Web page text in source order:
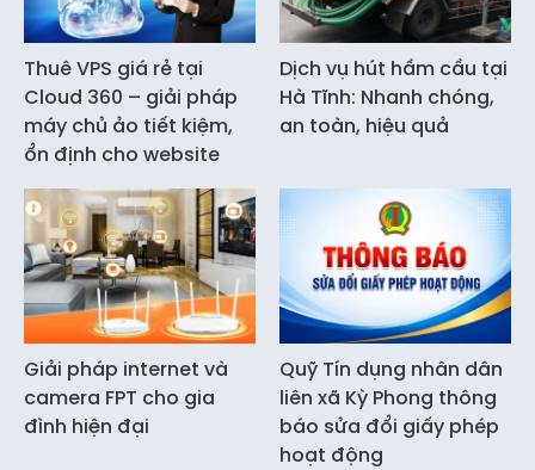
Thuê VPS giá rẻ tại
Cloud 360 – giải pháp
máy chủ ảo tiết kiệm,
ổn định cho website
Dịch vụ hút hầm cầu tại
Hà Tĩnh: Nhanh chóng,
an toàn, hiệu quả
Giải pháp internet và
camera FPT cho gia
đình hiện đại
Quỹ Tín dụng nhân dân
liên xã Kỳ Phong thông
báo sửa đổi giấy phép
hoạt động